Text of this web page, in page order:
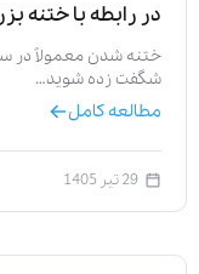
در رابطه با ختنه
ختنه شدن معمولاً در
شگفت زده شوید…
مطالعه کامل
29 تیر 1405